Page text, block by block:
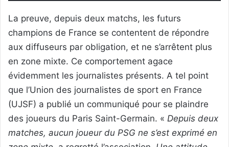
La preuve, depuis deux matchs, les futurs
champions de France se contentent de répondre
aux diffuseurs par obligation, et ne s’arrêtent plus
en zone mixte. Ce comportement agace
évidemment les journalistes présents. A tel point
que l’Union des journalistes de sport en France
(UJSF) a publié un communiqué pour se plaindre
des joueurs du Paris Saint-Germain. « Depuis deux
matches, aucun joueur du PSG ne s’est exprimé en